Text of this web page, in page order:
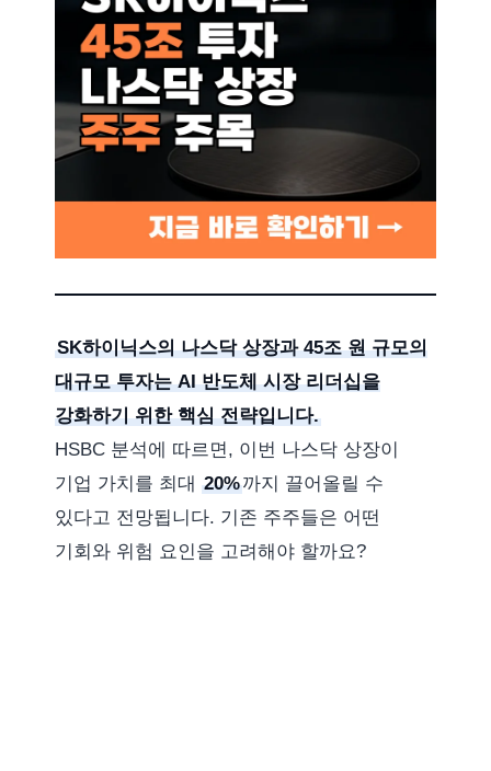
SK하이닉스의 나스닥 상장과 45조 원 규모의
대규모 투자는 AI 반도체 시장 리더십을
강화하기 위한 핵심 전략입니다.
HSBC 분석에 따르면, 이번 나스닥 상장이
기업 가치를 최대 20%까지 끌어올릴 수
있다고 전망됩니다. 기존 주주들은 어떤
기회와 위험 요인을 고려해야 할까요?